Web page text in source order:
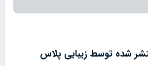
شده توسط زیبایی پلاس